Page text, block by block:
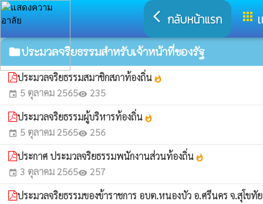
arrow_back_ios กลับหน้าแรก apps
folderประมวลจริยธรรมสำหรับเจ้าหน้าที่ของรัฐ
ประมวลจริยธรรมสมาชิกสภาท้องถิ่น whatshot
event 5 ตุลาคม 2565visibility 235
ประมวลจริยธรรมผู้บริหารท้องถิ่น whatshot
event 5 ตุลาคม 2565visibility 256
ประกาศ ประมวลจริยธรรมพนักงานส่วนท้องถิ่น whatshot
event 3 ตุลาคม 2565visibility 257
ประมวลจริยธรรมของข้าราชการ อบต.หนองบัว อ.ศรีนคร จ.สุโข